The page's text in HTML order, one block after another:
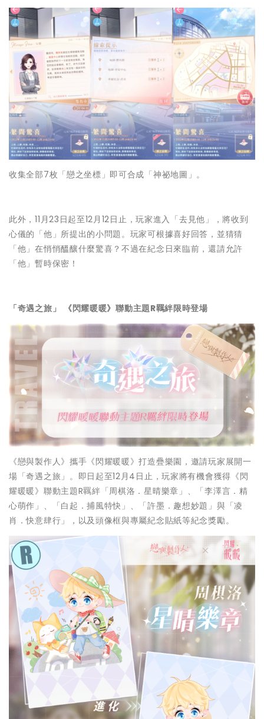
收集全部7枚「戀之坐標」即可合成「神祕地圖」。
此外，11月23日起至12月12日止，玩家進入「去見他」，將收到
心儀的「他」所提出的小問題。玩家可根據喜好回答，並猜猜
「他」在悄悄醞釀什麼驚喜？不過在紀念日來臨前，還請允許
「他」暫時保密！
「奇遇之旅」 《閃耀暖暖》聯動主題R羈絆限時登場
《戀與製作人》攜手《閃耀暖暖》打造疊樂園，邀請玩家展開一
場「奇遇之旅」。即日起至12月4日止，玩家將有機會獲得《閃
耀暖暖》聯動主題R羈絆「周棋洛．星晴樂章」、「李澤言．精
心萌作」、「白起．捕風特快」、「許墨．趣想妙題」與「凌
肖．快意肆行」，以及頭像框與專屬紀念貼紙等紀念獎勵。